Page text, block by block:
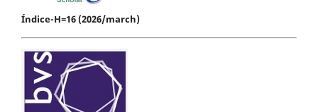
Índice-H=16 (2026/march)